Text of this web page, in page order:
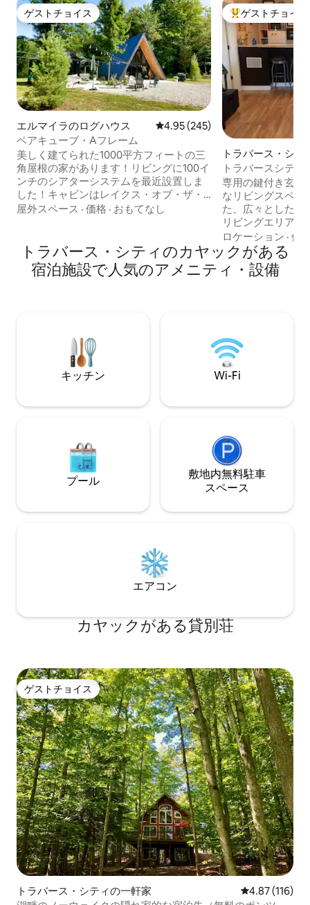
ゲストチョイス
ゲストチョイス
エルマイラのログハウス レビュー245件、5つ星中4.95つ
4.95 (245)
ベアキューブ・Aフレーム
美しく建てられた1000平方フィートの三
角屋根の家があります！リビングに100イ
ンチのシアターシステムを最近設置しま
した！キャビンはレイクス・オブ・ザ・
ノースにあり、アウトドアマンに最適な
ーンホールボードとバッグ、UTV/ORVで
のトレイルライディング、ハイキング、
ジョーダンバレーオートフィッターでの
のリラクゼーションのための90ジェット
ホットタブ！
屋外スペース · 価格 · おもてなし
大好評のゲスト
ゲストチョイス
トラバース・シテ
ョン・アパート
トラバースシテ
レイクでリラック
専用の鍵付き玄関
なリビングスペー
た、広々とした
リビングエリアを
イートです！居
スルーム付きのマ
大きなウォーク
ングルームには、
浜、ラウンジチェ
ト、スタンドアッ
デッキから日の出
してください！
ロケーション ·価
トラバース・シティのカヤックがある
宿泊施設で人気のアメニティ・設備
キッチン Wi-Fi
プール
敷地内無料駐⁠車
ス⁠ペ⁠ー⁠ス
エアコン
カヤックがある貸別荘
ゲストチョイス
ゲストチョイス
トラバース・シティの一軒家 レビュー116
4.87 (116)